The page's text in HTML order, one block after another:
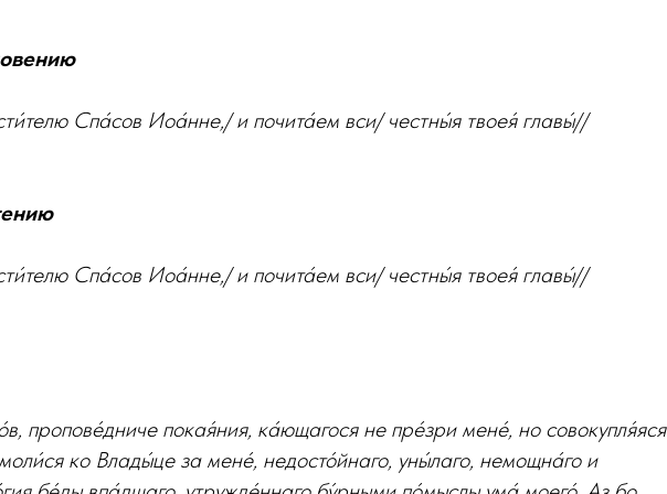
Спа́сов Иоа́нне,/ и почита́ем вси/ честны́я твоея́ главы́//
Спа́сов Иоа́нне,/ и почита́ем вси/ честны́я твоея́ главы́//
пропове́дниче покая́ния, ка́ющагося не пре́зри мене́, но совокупля́яся
ко Влады́це за мене́, недосто́йнаго, уны́лаго, немощна́го и